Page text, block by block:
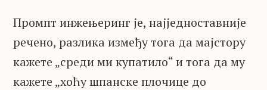
Промпт инжењеринг је, најједноставније
речено, разлика између тога да мајстору
кажете „среди ми купатило“ и тога да му
кажете „хоћу шпанске плочице до